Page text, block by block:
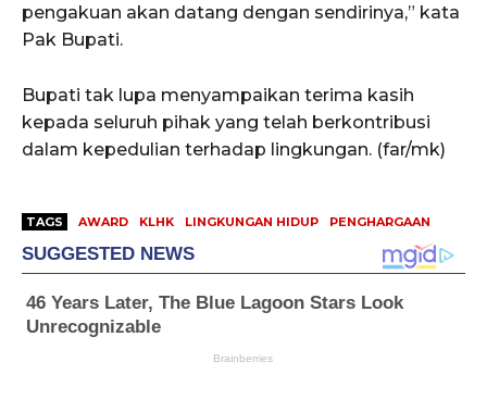
pengakuan akan datang dengan sendirinya,” kata
Pak Bupati.
Bupati tak lupa menyampaikan terima kasih
kepada seluruh pihak yang telah berkontribusi
dalam kepedulian terhadap lingkungan. (far/mk)
TAGS AWARD KLHK LINGKUNGAN HIDUP PENGHARGAAN